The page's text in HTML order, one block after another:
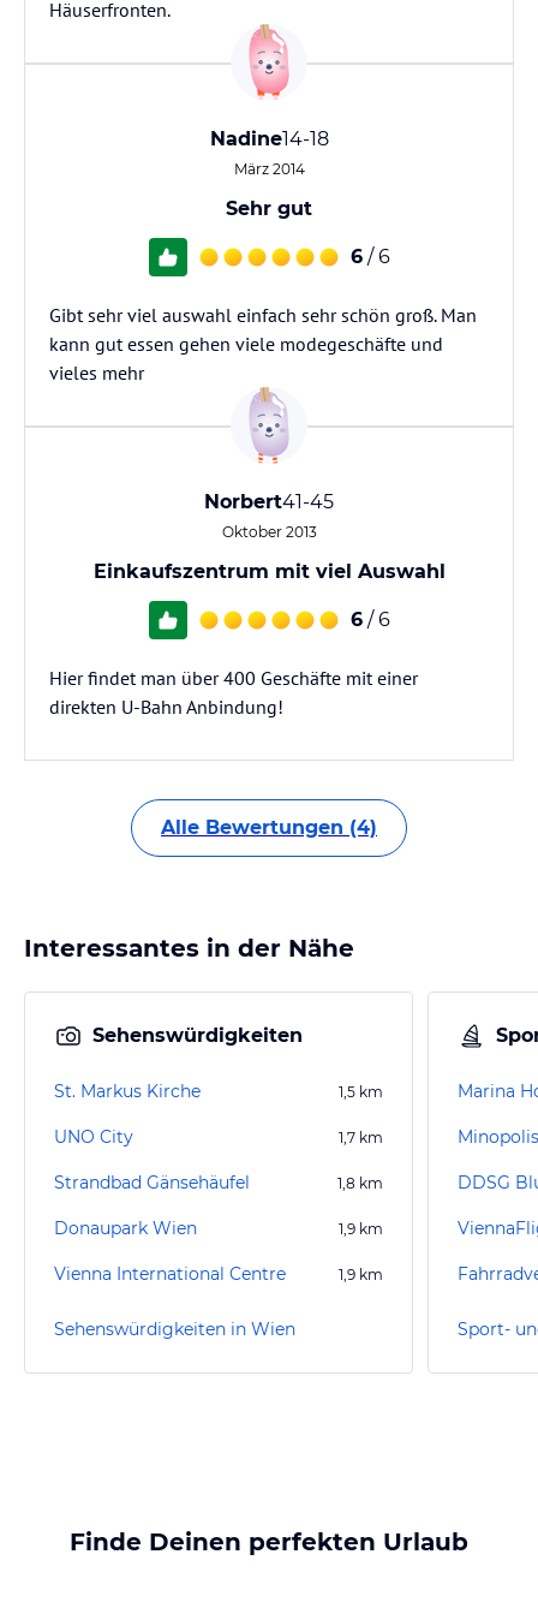
Häuserfronten.
Nadine14-18
März 2014
Sehr gut
6 / 6
Gibt sehr viel auswahl einfach sehr schön groß. Man
kann gut essen gehen viele modegeschäfte und
vieles mehr
Norbert41-45
Oktober 2013
Einkaufszentrum mit viel Auswahl
6 / 6
Hier findet man über 400 Geschäfte mit einer
direkten U-Bahn Anbindung!
Alle Bewertungen (4)
Interessantes in der Nähe
Sehenswürdigkeiten
St. Markus Kirche 1,5 km
UNO City 1,7 km
Strandbad Gänsehäufel 1,8 km
Donaupark Wien 1,9 km
Vienna International Centre 1,9 km
Sehenswürdigkeiten in Wien
DDSG
Sport-
Finde Deinen perfekten Urlaub